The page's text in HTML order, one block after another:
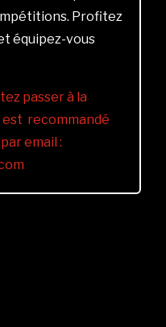
Profitez
équipez-vous
passer à la
est recommandé
email :